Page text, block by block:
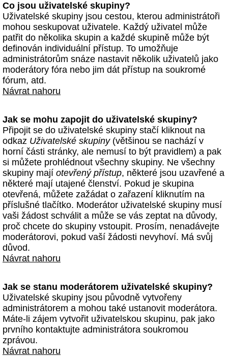
Co jsou uživatelské skupiny?
Uživatelské skupiny jsou cestou, kterou administrátoři
mohou seskupovat uživatele. Každý uživatel může
patřit do několika skupin a každé skupině může být
definován individuální přístup. To umožňuje
administrátorům snáze nastavit několik uživatelů jako
moderátory fóra nebo jim dát přístup na soukromé
fórum, atd.
Návrat nahoru
Jak se mohu zapojit do uživatelské skupiny?
Připojit se do uživatelské skupiny stačí kliknout na
odkaz Uživatelské skupiny(většinou se nachází v
horní části stránky, ale nemusí to být pravidlem) a pak
si můžete prohlédnout všechny skupiny. Ne všechny
skupiny mají otevřený přístup, některé jsou uzavřené a
některé mají utajené členství. Pokud je skupina
otevřená, můžete zažádat o zařazení kliknutím na
příslušné tlačítko. Moderátor uživatelské skupiny musí
vaši žádost schválit a může se vás zeptat na důvody,
proč chcete do skupiny vstoupit. Prosím, nenadávejte
moderátorovi, pokud vaší žádosti nevyhoví. Má svůj
důvod.
Návrat nahoru
Jak se stanu moderátorem uživatelské skupiny?
Uživatelské skupiny jsou původně vytvořeny
administrátorem a mohou také ustanovit moderátora.
Máte-li zájem vytvořit uživatelskou skupinu, pak jako
prvního kontaktujte administrátora soukromou
zprávou.
Návrat nahoru